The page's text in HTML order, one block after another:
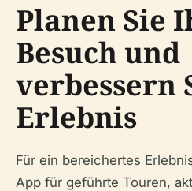
Planen Sie
Besuch und
verbessern
Erlebnis
Für ein bereichertes
App für geführte Touren,